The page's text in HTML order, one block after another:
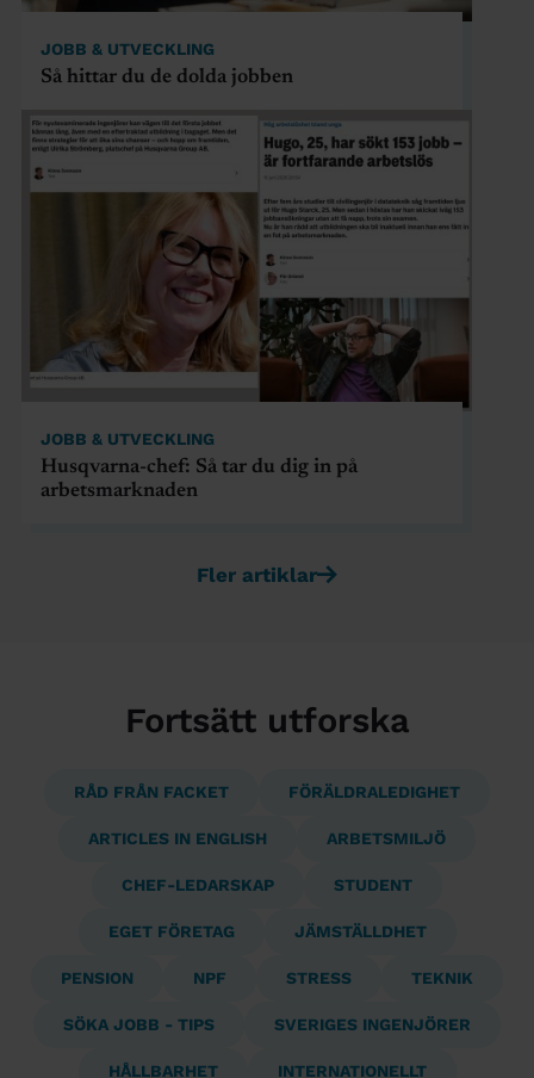
JOBB & UTVECKLING
Så hittar du de dolda jobben
JOBB & UTVECKLING
Husqvarna-chef: Så tar du dig in på
arbetsmarknaden
Fler artiklar
Fortsätt utforska
RÅD FRÅN FACKET FÖRÄLDRALEDIGHET
ARTICLES IN ENGLISH ARBETSMILJÖ
CHEF-LEDARSKAP STUDENT
EGET FÖRETAG JÄMSTÄLLDHET
PENSION NPF STRESS TEKNIK
SÖKA JOBB - TIPS SVERIGES INGENJÖRER
HÅLLBARHET INTERNATIONELLT